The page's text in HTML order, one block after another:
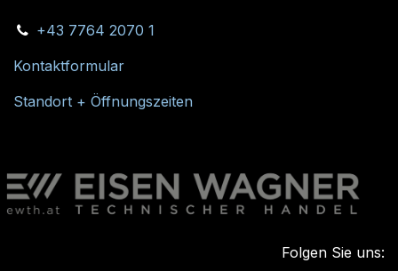
+43 7764 2070 1
Kontaktformular
Standort + Öffnungszeiten
Folgen Sie uns: